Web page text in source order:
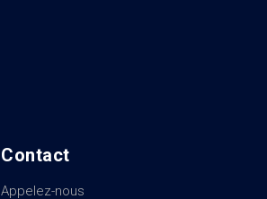
Contact
Appelez-nous